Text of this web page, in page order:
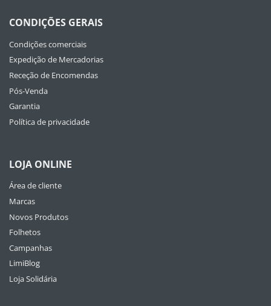
CONDIÇÕES GERAIS
Condições comerciais
Expedição de Mercadorias
Receção de Encomendas
Pós-Venda
Garantia
Política de privacidade
LOJA ONLINE
Área de cliente
Marcas
Novos Produtos
Folhetos
Campanhas
LimiBlog
Loja Solidária